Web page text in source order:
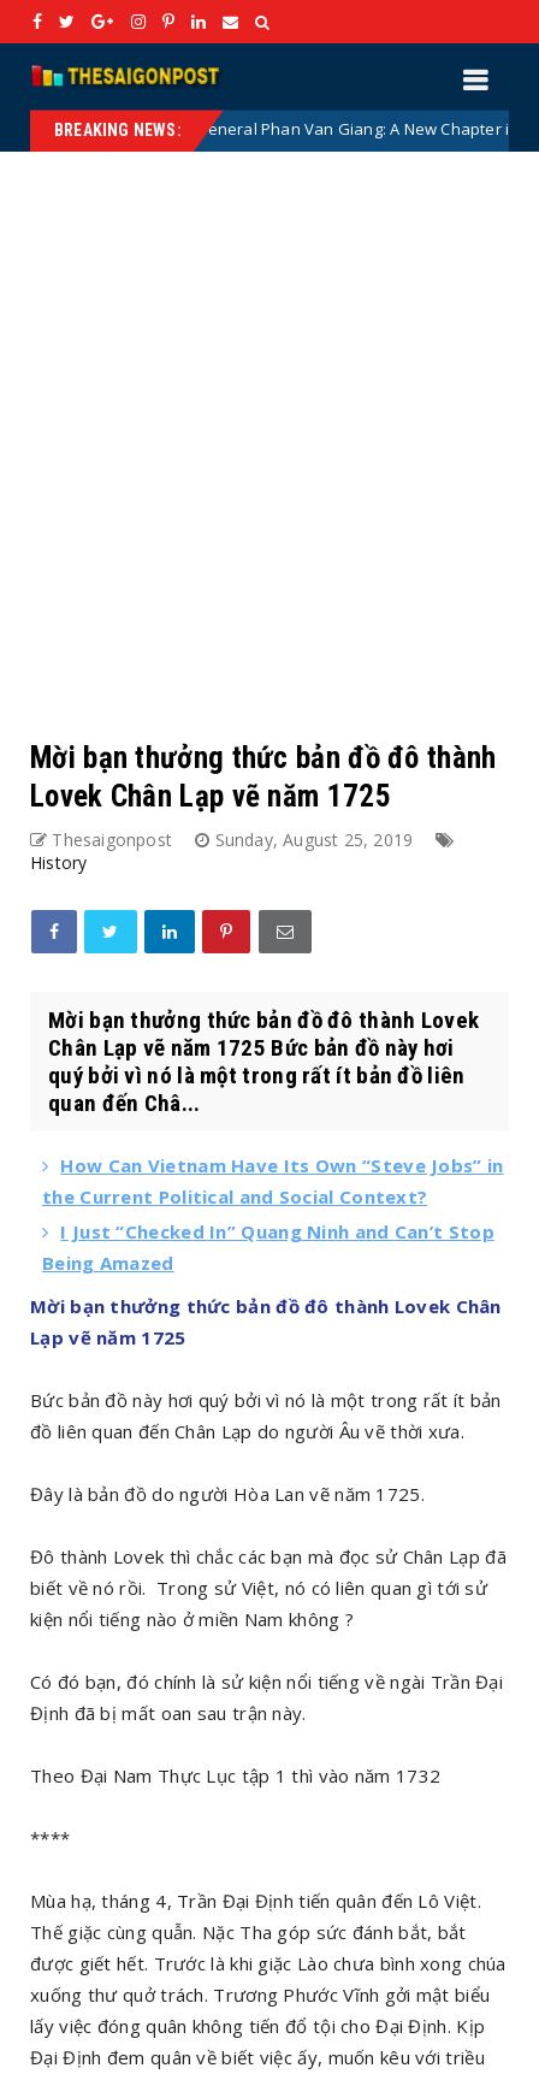
BREAKING NEWS:
Nickel Meets General Phan Van Giang: A New Chapter in
Mời bạn thưởng thức bản đồ đô thành
Lovek Chân Lạp vẽ năm 1725
Thesaigonpost
Sunday, August 25, 2019
History
Mời bạn thưởng thức bản đồ đô thành Lovek
Chân Lạp vẽ năm 1725 Bức bản đồ này hơi
quý bởi vì nó là một trong rất ít bản đồ liên
quan đến Châ...
How Can Vietnam Have Its Own “Steve Jobs” in
the Current Political and Social Context?
I Just “Checked In” Quang Ninh and Can’t Stop
Being Amazed
Mời bạn thưởng thức bản đồ đô thành Lovek Chân
Lạp vẽ năm 1725
Bức bản đồ này hơi quý bởi vì nó là một trong rất ít bản
đồ liên quan đến Chân Lạp do người Âu vẽ thời xưa.
Đây là bản đồ do người Hòa Lan vẽ năm 1725.
Đô thành Lovek thì chắc các bạn mà đọc sử Chân Lạp đã
biết về nó rồi. Trong sử Việt, nó có liên quan gì tới sử
kiện nổi tiếng nào ở miền Nam không ?
Có đó bạn, đó chính là sử kiện nổi tiếng về ngài Trần Đại
Định đã bị mất oan sau trận này.
Theo Đại Nam Thực Lục tập 1 thì vào năm 1732
****
Mùa hạ, tháng 4, Trần Đại Định tiến quân đến Lô Việt.
Thế giặc cùng quẫn. Nặc Tha góp sức đánh bắt, bắt
được giết hết. Trước là khi giặc Lào chưa bình xong chúa
xuống thư quở trách. Trương Phước Vĩnh gởi mật biểu
lấy việc đóng quân không tiến đổ tội cho Đại Định. Kịp
Đại Định đem quân về biết việc ấy, muốn kêu với triều